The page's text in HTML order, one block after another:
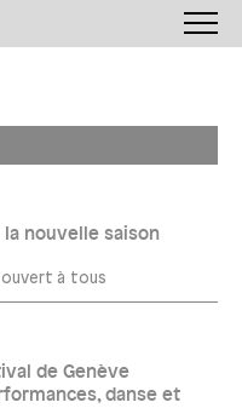
nouvelle saison
à tous
de Genève
danse et